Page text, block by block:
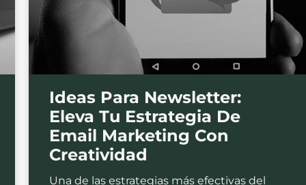
Ideas Para Newsletter:
Eleva Tu Estrategia De
Email Marketing Con
Creatividad
Una de las estrategias más efectivas del